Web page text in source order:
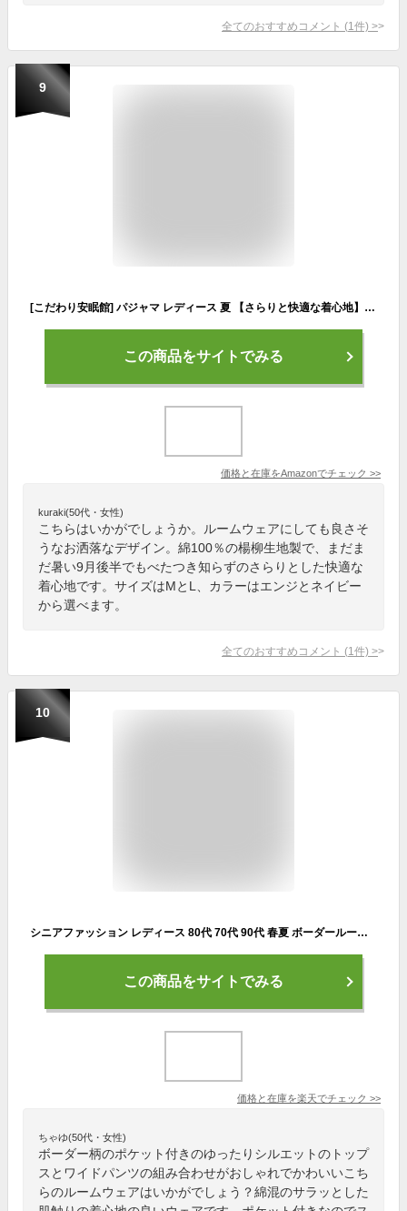
全てのおすすめコメント (1 件) >
9
[こだわり安眠館] パジャマ レディース 夏 【さらりと快適な着心地】 綿100％ Lサイズ エンジ 日本製 国産 7分袖 8分丈 衿付き ボタン 前開き 婦人 春 秋 日本の匠 寝間着 ナイトウェア 母の日 ギフト 贈り物 さらさら 涼しい 花柄 紫陽花 あじさい 高島ちぢみ
この商品をサイトでみる
価格と在庫をAmazonでチェック >>
kuraki(50代・女性)
こちらはいかがでしょうか。ルームウェアにしても良さそ
うなお洒落なデザイン。綿100％の楊柳生地製で、まだま
だ暑い9月後半でもべたつき知らずのさらりとした快適な
着心地です。サイズはMとL、カラーはエンジとネイビー
から選べます。
全てのおすすめコメント (1 件) >
10
シニアファッション レディース 80代 70代 90代 春夏 ボーダールームウェア 上下セット おばあちゃん 服 婦人服 女性 ミセス 祖母 プレゼント 部屋着 ホームウェア
この商品をサイトでみる
価格と在庫を楽天でチェック >>
ちゃゆ(50代・女性)
ボーダー柄のポケット付きのゆったりシルエットのトップ
スとワイドパンツの組み合わせがおしゃれでかわいいこち
らのルームウェアはいかがでしょう？綿混のサラッとした